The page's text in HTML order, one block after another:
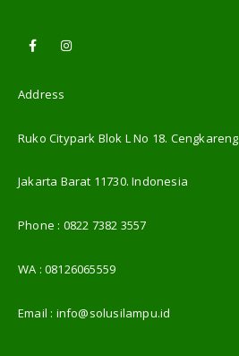
Address
Ruko Citypark Blok L No 18. Cengkareng
Jakarta Barat 11730. Indonesia
Phone : 0822 7382 3557
WA :08126065559
Email : info@solusilampu.id